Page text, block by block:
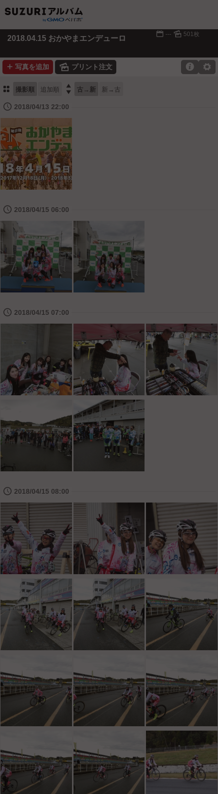
2018.04.15 おかやまエンデューロ 📅 --- 🌄 501枚
➕ 写真を追加 🌄 プリント注文 ⚙

⚏ 撮影順 追加順  古→新 新→古
🕔 2018/04/13 22:00
🕔 2018/04/15 06:00
🕔 2018/04/15 07:00
🕔 2018/04/15 08:00